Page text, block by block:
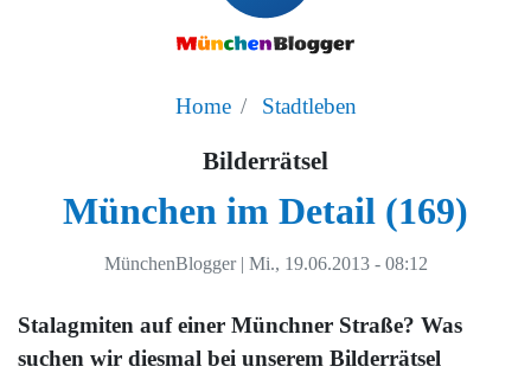
Home Stadtleben
Bilderrätsel
München im Detail (169)
MünchenBlogger | Mi., 19.06.2013 - 08:12
Stalagmiten auf einer Münchner Straße? Was
suchen wir diesmal bei unserem Bilderrätsel